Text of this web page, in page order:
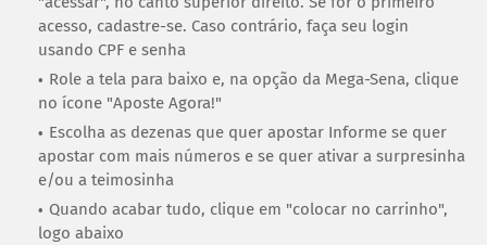
acesso, cadastre-se. Caso contrário, faça seu login
usando CPF e senha
Role a tela para baixo e, na opção da Mega-Sena, clique
no ícone "Aposte Agora!"
Escolha as dezenas que quer apostar Informe se quer
apostar com mais números e se quer ativar a surpresinha
e/ou a teimosinha
Quando acabar tudo, clique em "colocar no carrinho",
logo abaixo